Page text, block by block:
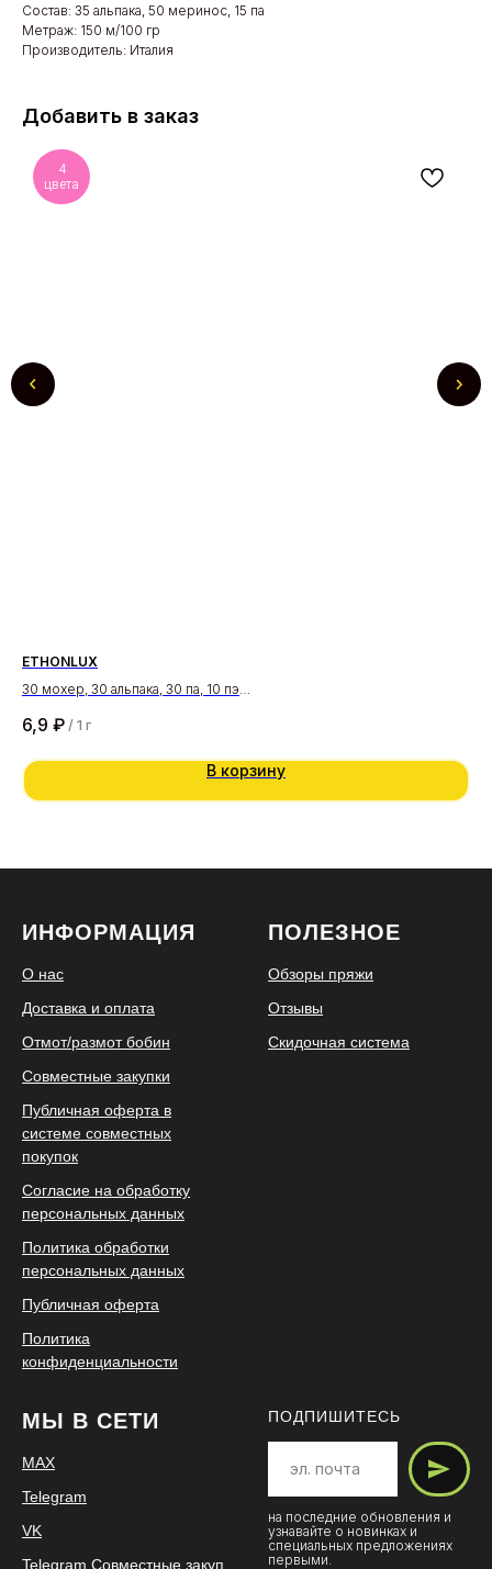
Состав: 35 альпака, 50 меринос, 15 па
Метраж: 150 м/100 гр
Производитель: Италия
Добавить в заказ
4
цвета
ETHONLUX
30 мохер, 30 альпака, 30 па, 10 пэ
6,9 ₽ / 1 г
В корзину
ИНФОРМАЦИЯ
О нас
Доставка и оплата
Отмот/размот бобин
Совместные закупки
Публичная оферта в
системе совместных
покупок
Согласие на обработку
персональных данных
Политика обработки
персональных данных
Публичная оферта
Политика
конфиденциальности
ПОЛЕЗНОЕ
Обзоры пряжи
Отзывы
Скидочная система
МЫ В СЕТИ
MAX
Telegram
VK
Telegram Совместные закуп
ПОДПИШИТЕСЬ
на последние обновления и
узнавайте о новинках и
специальных предложениях
первыми.